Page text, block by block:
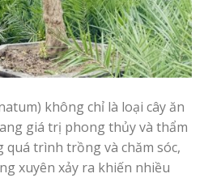
không chỉ là loại cây ăn
giá trị phong thủy và thẩm
quá trình trồng và chăm sóc,
xuyên xảy ra khiến nhiều